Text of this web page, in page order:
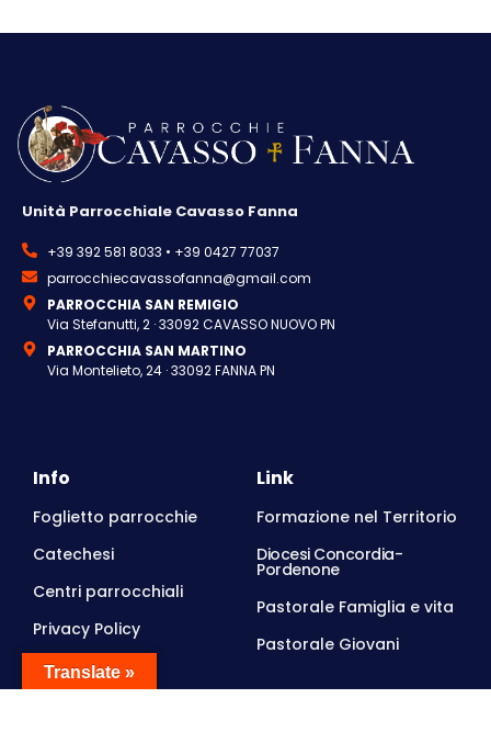
Unità Parrocchiale Cavasso Fanna
+39 392 581 8033 • +39 0427 77037
parrocchiecavassofanna@gmail.com
PARROCCHIA SAN REMIGIO
Via Stefanutti, 2 · 33092 CAVASSO NUOVO PN
PARROCCHIA SAN MARTINO
Via Montelieto, 24 · 33092 FANNA PN
Info
Foglietto parrocchie
Catechesi
Centri parrocchiali
Privacy Policy
Link
Formazione nel Territorio
Diocesi Concordia-
Pordenone
Pastorale Famiglia e vita
Pastorale Giovani
Orari d'ufficio
Translate »